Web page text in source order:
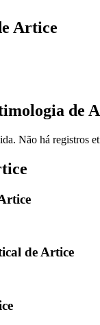
Artice
de
Não há registros
deArtice